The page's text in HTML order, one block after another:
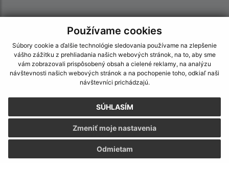
Používame cookies
Súbory cookie a ďalšie technológie sledovania používame na zlepšenie
vášho zážitku z prehliadania našich webových stránok, na to, aby sme
vám zobrazovali prispôsobený obsah a cielené reklamy, na analýzu
návštevnosti našich webových stránok a na pochopenie toho, odkiaľ naši
návštevníci prichádzajú.
SÚHLASÍM
Odmietam
Zmeniť moje nastavenia
Informácie o stránke:
Vyhlásenie o prístupnosti
Autorské práva
Ochrana osobných údajov
Navigácia:
Vytlačiť aktuálnu stránku
Mapa stránok
Cookies